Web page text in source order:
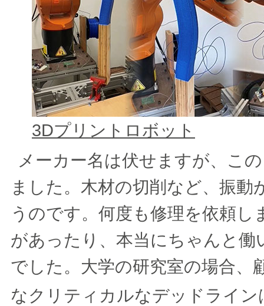
3Dプリントロボット
メーカー名は伏せますが、こ
ました。木材の切削など、振
うのです。何度も修理を依頼
があったり、本当にちゃんと
でした。大学の研究室の場合、
なクリティカルなデッドライン